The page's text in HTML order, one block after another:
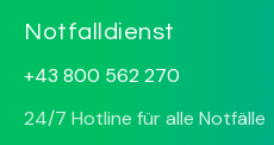
Notfalldienst
+43 800 562 270
24/7 Hotline für alle Notfälle